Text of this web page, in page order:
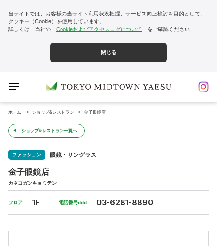
当サイトでは、お客様の当サイト利用状況把握、サービス向上検討を目的として、
クッキー（Cookie）を使用しています。
詳しくは、当社の「Cookieおよびアクセスログについて 」をご確認ください。
閉じる
ホーム ショップ&レストラン 金子眼鏡店
ショップ&レストラン一覧へ
ファッション 眼鏡・サングラス
金子眼鏡店
カネコガンキョウテン
フロア 1F 電話番号ddd 03-6281-8890